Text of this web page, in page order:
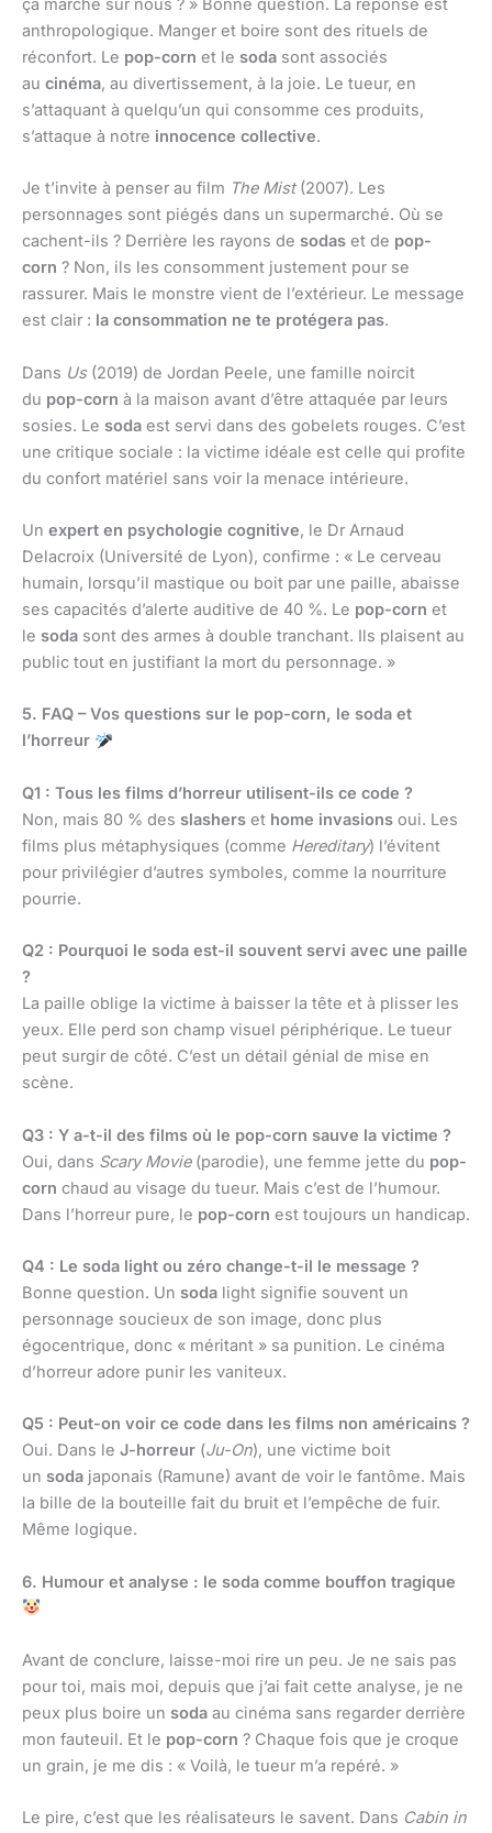
ça marche sur nous ? » Bonne question. La réponse est
anthropologique. Manger et boire sont des rituels de
réconfort. Le pop-corn et le soda sont associés
au cinéma, au divertissement, à la joie. Le tueur, en
s’attaquant à quelqu’un qui consomme ces produits,
s’attaque à notre innocence collective.
Je t’invite à penser au film The Mist(2007). Les
personnages sont piégés dans un supermarché. Où se
cachent-ils ? Derrière les rayons de sodas et de pop-
corn ? Non, ils les consomment justement pour se
rassurer. Mais le monstre vient de l’extérieur. Le message
est clair : la consommation ne te protégera pas.
Dans Us(2019) de Jordan Peele, une famille noircit
du pop-corn à la maison avant d’être attaquée par leurs
sosies. Le soda est servi dans des gobelets rouges. C’est
une critique sociale : la victime idéale est celle qui profite
du confort matériel sans voir la menace intérieure.
Un expert en psychologie cognitive, le Dr Arnaud
Delacroix (Université de Lyon), confirme : « Le cerveau
humain, lorsqu’il mastique ou boit par une paille, abaisse
ses capacités d’alerte auditive de 40 %. Le pop-corn et
le soda sont des armes à double tranchant. Ils plaisent au
public tout en justifiant la mort du personnage. »
5. FAQ – Vos questions sur le pop-corn, le soda et
l’horreur
Q1 : Tous les films d’horreur utilisent-ils ce code ?
Non, mais 80 % des slashers et home invasions oui. Les
films plus métaphysiques (comme Hereditary) l’évitent
pour privilégier d’autres symboles, comme la nourriture
pourrie.
Q2 : Pourquoi le soda est-il souvent servi avec une paille
?
La paille oblige la victime à baisser la tête et à plisser les
yeux. Elle perd son champ visuel périphérique. Le tueur
peut surgir de côté. C’est un détail génial de mise en
scène.
Q3 : Y a-t-il des films où le pop-corn sauve la victime ?
Oui, dans Scary Movie(parodie), une femme jette du pop-
corn chaud au visage du tueur. Mais c’est de l’humour.
Dans l’horreur pure, le pop-corn est toujours un handicap.
Q4 : Le soda light ou zéro change-t-il le message ?
Bonne question. Un soda light signifie souvent un
personnage soucieux de son image, donc plus
égocentrique, donc « méritant » sa punition. Le cinéma
d’horreur adore punir les vaniteux.
Q5 : Peut-on voir ce code dans les films non américains ?
Oui. Dans le J-horreur (Ju-On), une victime boit
un soda japonais (Ramune) avant de voir le fantôme. Mais
la bille de la bouteille fait du bruit et l’empêche de fuir.
Même logique.
6. Humour et analyse : le soda comme bouffon tragique
Avant de conclure, laisse-moi rire un peu. Je ne sais pas
pour toi, mais moi, depuis que j’ai fait cette analyse, je ne
peux plus boire un soda au cinéma sans regarder derrière
mon fauteuil. Et le pop-corn ? Chaque fois que je croque
un grain, je me dis : « Voilà, le tueur m’a repéré. »
Le pire, c’est que les réalisateurs le savent. Dans Cabin in